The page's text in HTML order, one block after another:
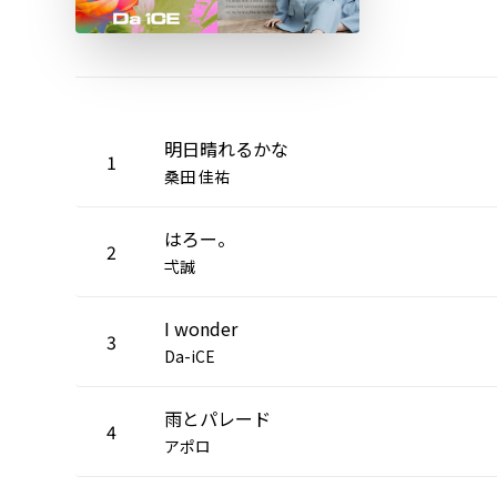
1 明日晴れるかな
桑田 佳祐
2 はろー。
弌誠
3 I wonder
Da-iCE
4 ⾬とパレード
アポロ